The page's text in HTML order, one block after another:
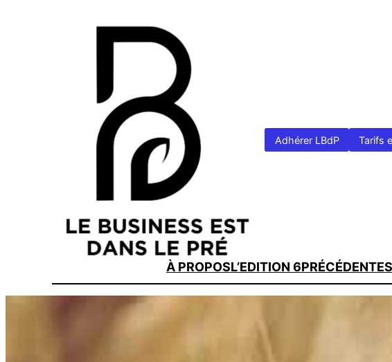
Adhérer LBdP Tarifs
À PROPOSL’EDITION 6